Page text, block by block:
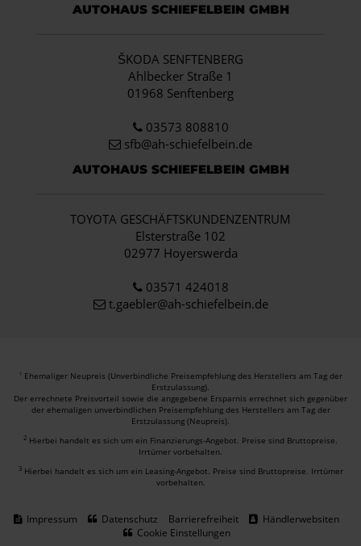
AUTOHAUS SCHIEFELBEIN GMBH
ŠKODA SENFTENBERG
Ahlbecker Straße 1
01968 Senftenberg
03573 808810
sfb@ah-schiefelbein.de
AUTOHAUS SCHIEFELBEIN GMBH
TOYOTA GESCHÄFTSKUNDENZENTRUM
Elsterstraße 102
02977 Hoyerswerda
03571 424018
t.gaebler@ah-schiefelbein.de
1 Ehemaliger Neupreis (Unverbindliche Preisempfehlung des Herstellers am Tag der
Erstzulassung).
Der errechnete Preisvorteil sowie die angegebene Ersparnis errechnet sich gegenüber
der ehemaligen unverbindlichen Preisempfehlung des Herstellers am Tag der
Erstzulassung (Neupreis).
2 Hierbei handelt es sich um ein Finanzierungs-Angebot. Preise sind Bruttopreise.
Irrtümer vorbehalten.
3 Hierbei handelt es sich um ein Leasing-Angebot. Preise sind Bruttopreise. Irrtümer
vorbehalten.
Impressum Datenschutz Barrierefreiheit
Händlerwebsiten
Cookie Einstellungen